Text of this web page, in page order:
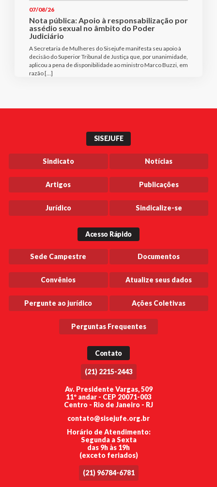
07/08/26
Nota pública: Apoio à responsabilização por
assédio sexual no âmbito do Poder
Judiciário
A Secretaria de Mulheres do Sisejufe manifesta seu apoio à
decisão do Superior Tribunal de Justiça que, por unanimidade,
aplicou a pena de disponibilidade ao ministro Marco Buzzi, em
razão […]
SISEJUFE
Sindicato Notícias
Artigos Publicações
Jurídico Sindicalize-se
Acesso Rápido
Sede Campestre Documentos
Convênios Atualize seus dados
Pergunte ao jurídico Ações Coletivas
Perguntas Frequentes
Contato
(21) 2215-2443
Av. Presidente Vargas, 509
11º andar - CEP 20071-003
Centro - Rio de Janeiro - RJ
contato@sisejufe.org.br
Horário de Atendimento:
Segunda a Sexta
das 9h às 19h
(exceto feriados)
(21) 96784-6781